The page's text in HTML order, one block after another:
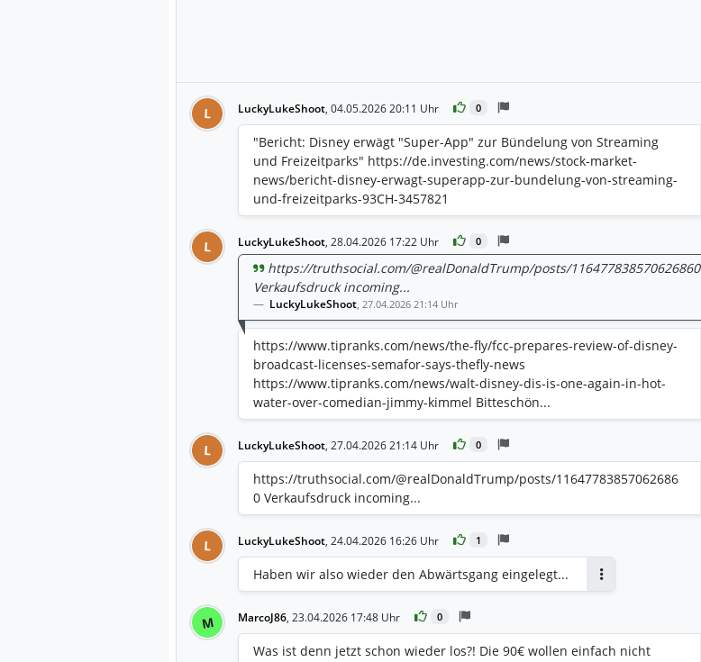
L LuckyLukeShoot, 04.05.2026 20:11 Uhr 0
"Bericht: Disney erwägt "Super-App" zur Bündelung von Streaming
und Freizeitparks" https://de.investing.com/news/stock-market-
news/bericht-disney-erwagt-superapp-zur-bundelung-von-streaming-
und-freizeitparks-93CH-3457821
L LuckyLukeShoot, 28.04.2026 17:22 Uhr 0
https://truthsocial.com/@realDonaldTrump/posts/116477838570626860
Verkaufsdruck incoming...
LuckyLukeShoot, 27.04.2026 21:14 Uhr
https://www.tipranks.com/news/the-fly/fcc-prepares-review-of-disney-
broadcast-licenses-semafor-says-thefly-news
https://www.tipranks.com/news/walt-disney-dis-is-one-again-in-hot-
water-over-comedian-jimmy-kimmel Bitteschön...
L LuckyLukeShoot, 27.04.2026 21:14 Uhr 0
https://truthsocial.com/@realDonaldTrump/posts/11647783857062686
0 Verkaufsdruck incoming...
L LuckyLukeShoot, 24.04.2026 16:26 Uhr 1
Haben wir also wieder den Abwärtsgang eingelegt...
M MarcoJ86, 23.04.2026 17:48 Uhr 0
Was ist denn jetzt schon wieder los?! Die 90€ wollen einfach nicht